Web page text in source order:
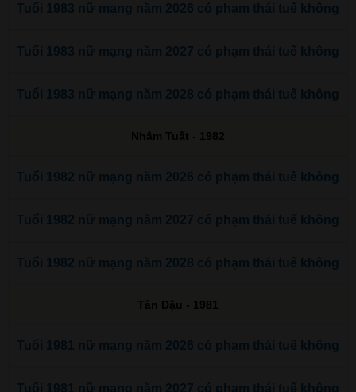
Tuổi 1983 nữ mạng năm 2026 có phạm thái tuế không
Tuổi 1983 nữ mạng năm 2027 có phạm thái tuế không
Tuổi 1983 nữ mạng năm 2028 có phạm thái tuế không
Nhâm Tuất - 1982
Tuổi 1982 nữ mạng năm 2026 có phạm thái tuế không
Tuổi 1982 nữ mạng năm 2027 có phạm thái tuế không
Tuổi 1982 nữ mạng năm 2028 có phạm thái tuế không
Tân Dậu - 1981
Tuổi 1981 nữ mạng năm 2026 có phạm thái tuế không
Tuổi 1981 nữ mạng năm 2027 có phạm thái tuế không